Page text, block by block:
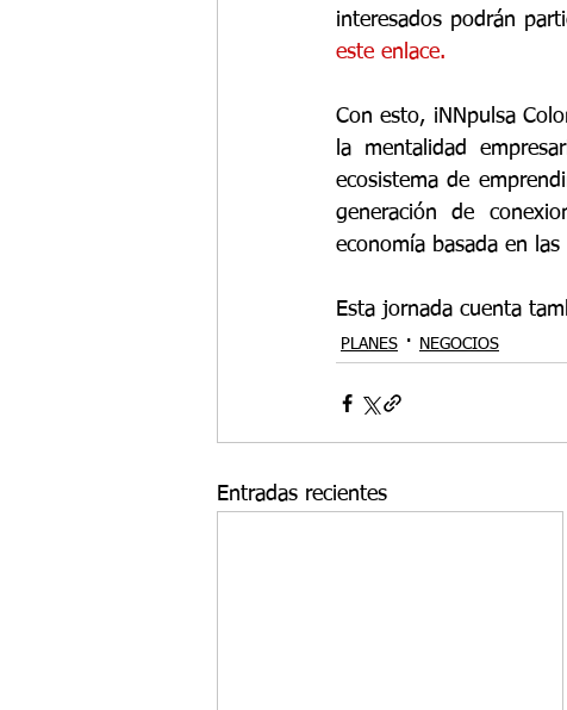
este enlace.
Con esto, iNNpulsa
la mentalidad
ecosistema de
generación de
economía basada en
Esta jornada cuenta
PLANES NEGOCIOS
Entradas recientes